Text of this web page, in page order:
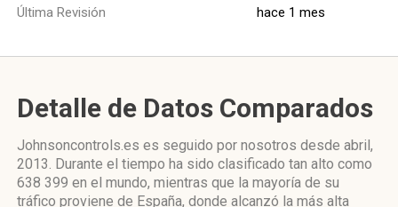
Última Revisión hace 1 mes
Detalle de Datos Comparados
Johnsoncontrols.es es seguido por nosotros desde abril,
2013. Durante el tiempo ha sido clasificado tan alto como
638 399 en el mundo, mientras que la mayoría de su
tráfico proviene de España, donde alcanzó la más alta